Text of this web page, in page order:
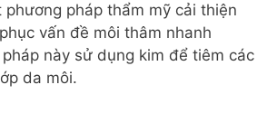
phương pháp thẩm mỹ cải thiện
vấn đề môi thâm nhanh
này sử dụng kim để tiêm các
da môi.